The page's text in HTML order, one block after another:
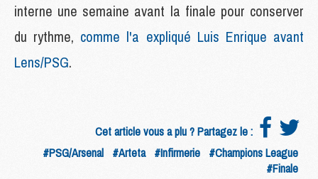
interne une semaine avant la finale pour conserver
du rythme, comme l'a expliqué Luis Enrique avant
Lens/PSG.
Cet article vous a plu ? Partagez le :
#PSG/Arsenal #Arteta #Infirmerie #Champions League
#Finale